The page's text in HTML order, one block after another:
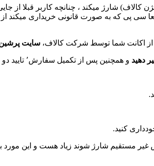
کالاف) شارژ میکند ، چنانچه کاربر قبلا از
سی پی که به صورت قانونی خریداری میکند
اکانت شما توسط شرکت کالاف، سایت پرشین
دهید و همچنین پس از تکمیل سفارش٬ تایید دو مرحله ای اکتیویژن ٬ جیمیل ٬ فیسبوک و… خود را فعال کنید.
کنید.
غیر مستقیم شارژ شوند زیاد هست و این